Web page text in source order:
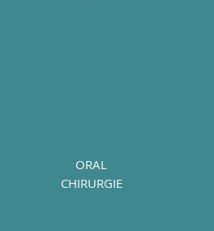
ORAL
CHIRURGIE